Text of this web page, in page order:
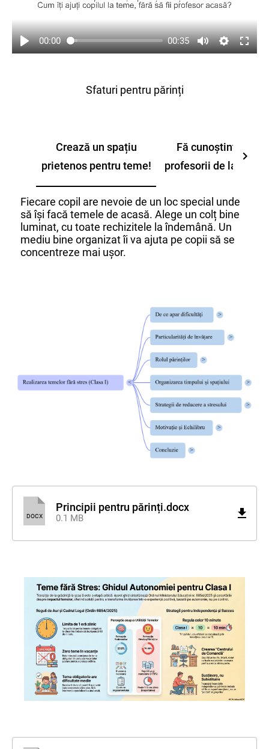
00:00 00:35
Sfaturi pentru părinți
Crează un spațiu
prietenos pentru teme!
Fă cunoștință cu
profesorii de la clasă!
Fiecare copil are nevoie de un loc special unde
să își facă temele de acasă. Alege un colț bine
luminat, cu toate rechizitele la îndemână. Un
mediu bine organizat îi va ajuta pe copii să se
concentreze mai ușor.
DOCX
Principii pentru părinți.docx
0.1 MB